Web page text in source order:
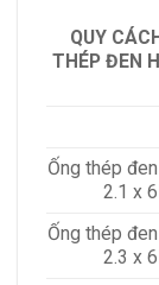
QUY
THÉP ĐEN
Ống thép
2.1 x
Ống thép
2.3 x